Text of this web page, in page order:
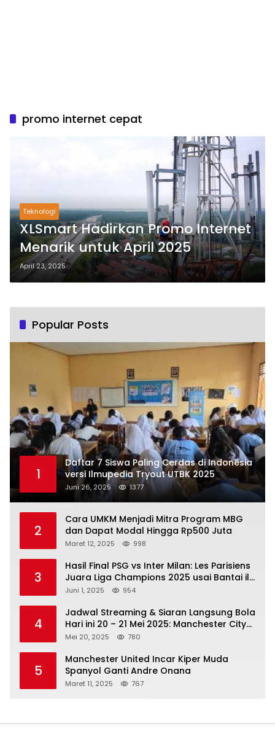
promo internet cepat
Teknologi
XLSmart Hadirkan Promo Internet
Menarik untuk April 2025
April 23, 2025
Popular Posts
1
Daftar 7 Siswa Paling Cerdas di Indonesia
versi Ilmupedia Tryout UTBK 2025
Juni 26, 2025 1377
2
Cara UMKM Menjadi Mitra Program MBG
dan Dapat Modal Hingga Rp500 Juta
Maret 12, 2025 998
3
Hasil Final PSG vs Inter Milan: Les Parisiens
Juara Liga Champions 2025 usai Bantai il
Nerazzurri
Juni 1, 2025 954
4
Jadwal Streaming & Siaran Langsung Bola
Hari ini 20 – 21 Mei 2025: Manchester City
vs Bournemouth
Mei 20, 2025 780
5
Manchester United Incar Kiper Muda
Spanyol Ganti Andre Onana
Maret 11, 2025 767